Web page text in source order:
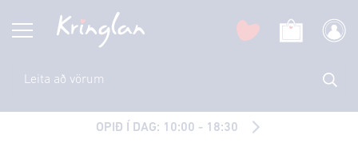
OPIÐ Í DAG: 10:00 - 18:30